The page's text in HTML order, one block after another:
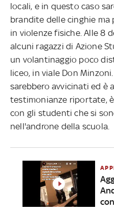
locali, e in questo caso
brandite delle cinghie
in violenze fisiche. Alle 8
alcuni ragazzi di Azione
un volantinaggio poco
liceo, in viale Don
sarebbero avvicinati ed è
testimonianze riportate,
con gli studenti che si
nell'androne della scuola.